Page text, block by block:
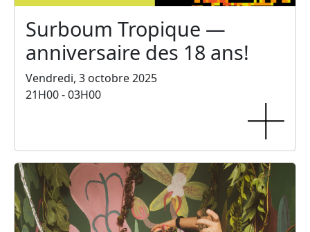
Surboum Tropique —
anniversaire des 18 ans!
Vendredi, 3 octobre 2025
21H00 - 03H00